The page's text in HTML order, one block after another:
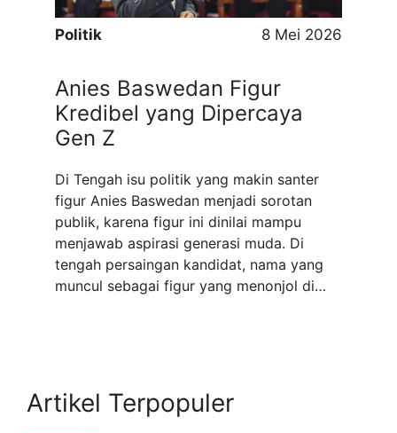
Politik 8 Mei 2026
Anies Baswedan Figur
Kredibel yang Dipercaya
Gen Z
Di Tengah isu politik yang makin santer
figur Anies Baswedan menjadi sorotan
publik, karena figur ini dinilai mampu
menjawab aspirasi generasi muda. Di
tengah persaingan kandidat, nama yang
muncul sebagai figur yang menonjol di
Read more
Artikel Terpopuler